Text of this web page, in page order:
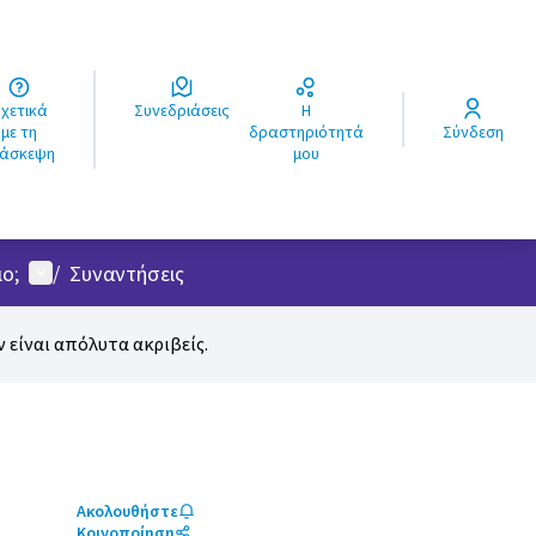
με τη
Συνεδριάσεις
Η
δραστηριότητά
μου
Σύνδεση
Μενού χρήστη
/ Συναντήσεις
απόλυτα ακριβείς.
Ακολουθήστε